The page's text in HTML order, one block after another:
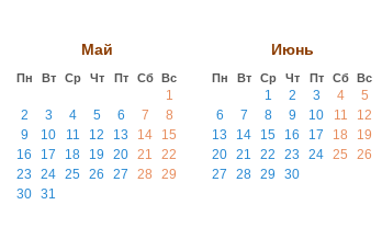
Май
Пн Вт Ср Чт Пт Сб Вс
1
2
3 4 5 6 7
8
9
10 11 12 13 14
15
16
17 18 19 20 21
22
23
24 25 26 27 28
29
30 31
Июнь
Пн Вт Ср Чт Пт Сб Вс
1 2 3 4
5
6
7 8 9 10 11
12
13
14 15 16 17 18
19
20 21 22 23 24 25
26
27
28 29 30